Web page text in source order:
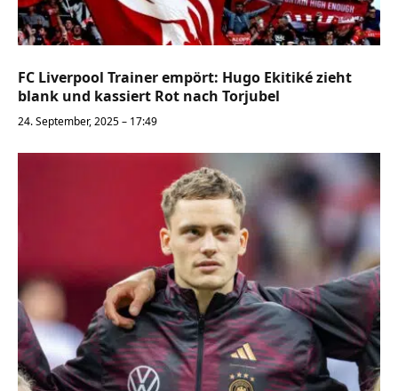
FC Liverpool Trainer empört: Hugo Ekitiké zieht
blank und kassiert Rot nach Torjubel
24. September, 2025 – 17:49